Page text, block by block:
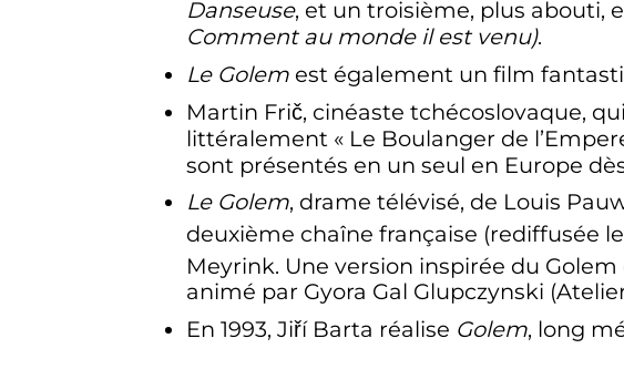
Danseuse, et un troisième, plus abouti,
Comment au monde il est venu).
Le Golemest également un film
Martin Frič, cinéaste tchécoslovaque,
littéralement « Le Boulanger de
sont présentés en un seul en Europe
Le Golem, drame télévisé, de Louis
deuxième chaîne française (rediffusée le
Meyrink. Une version inspirée du
animé par Gyora Gal Glupczynski
En 1993, Jiří Barta réalise Golem, long